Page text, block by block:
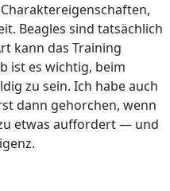
Beagles sind tatsächlich
kann das Training
ist es wichtig, beim
zu sein. Ich habe auch
dann gehorchen, wenn
etwas auffordert — und